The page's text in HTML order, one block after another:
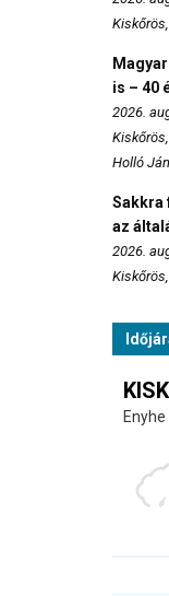
is – 40
2026.
Holló
Sakkra
az
2026.
Enyhe